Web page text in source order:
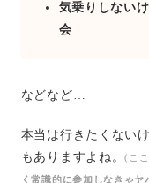
気乗りしない
会
などなど…
本当は行きたくない
もありますよね。(こ
く常識的に参加しなきゃ